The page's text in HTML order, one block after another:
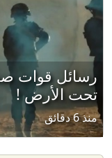
رسائل قوات
تحت الأرض !
منذ 6 دقائق